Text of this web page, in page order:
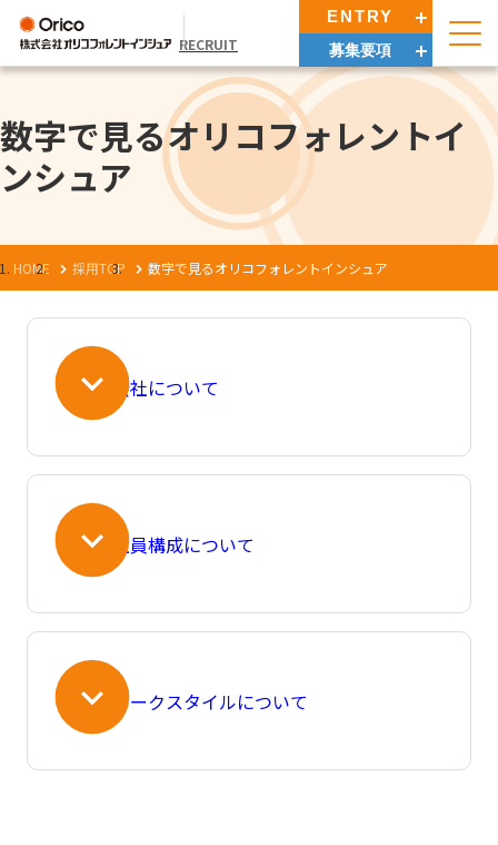
RECRUIT
ENTRY
募集要項
数字で見るオリコフォレントイ
ンシュア
HOME 採用TOP 数字で見るオリコフォレントインシュア
会社について
社員構成について
ワークスタイルについて